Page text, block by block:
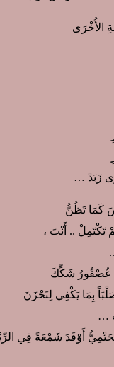
الأُخْرَى
زَبَدْ …
كَمَا تَظُنُّ
تَكْتَمِلْ .. أَنْتَ ،
عُصْفُورُ شَكِّكَ
بِمَا يَكْفِي لِتَحْزَنَ
…
أَوْقَدَ شَمْعَةً فِي